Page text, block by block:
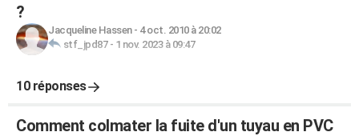
?
Jacqueline Hassen- 4 oct. 2010 à 20:02
stf_jpd87- 1 nov. 2023 à 09:47
10 réponses
Comment colmater la fuite d'un tuyau en PVC